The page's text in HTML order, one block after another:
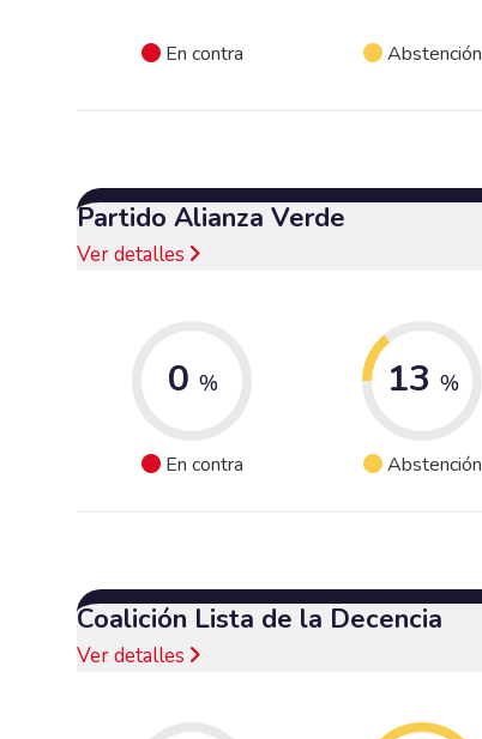
En contra Abstención
Partido Alianza Verde
Ver detalles
0 %
En contra
13 %
Abstención
Coalición Lista de la Decencia
Ver detalles